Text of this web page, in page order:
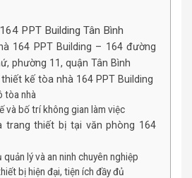
PPT Building Tân Bình
164 PPT Building – 164 đường
phường 11, quận Tân Bình
thiết kế tòa nhà 164 PPT Building
tòa nhà
và bố trí không gian làm việc
trang thiết bị tại văn phòng 164
quản lý và an ninh chuyên nghiệp
bị hiện đại, tiện ích đầy đủ